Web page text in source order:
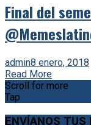
Final del
admin8 enero, 2018
Read More
Scroll for more
Tap
ENVÍANOS TUS